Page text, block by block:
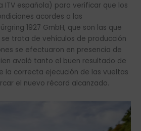
ITV española) para verificar que los
acordes a las
1927 GmbH, que son las que
trata de vehículos de producción
se efectuaron en presencia de
avaló tanto el buen resultado de
la correcta ejecución de las vueltas
el nuevo récord alcanzado.